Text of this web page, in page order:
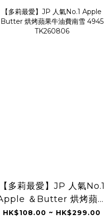
【多莉最愛】JP 人氣No.1
＆Butter 烘烤蘋果
牛油費南雪 4945
HK$108.00 ~ HK$299.00